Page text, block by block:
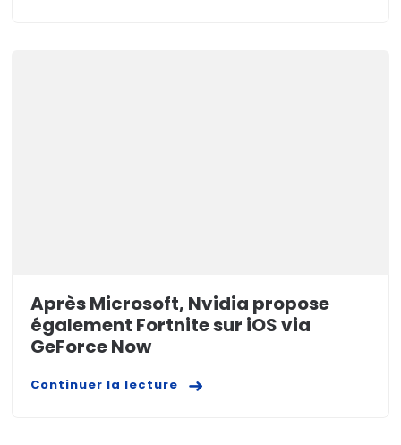
Après Microsoft, Nvidia propose
également Fortnite sur iOS via
GeForce Now
Continuer la lecture